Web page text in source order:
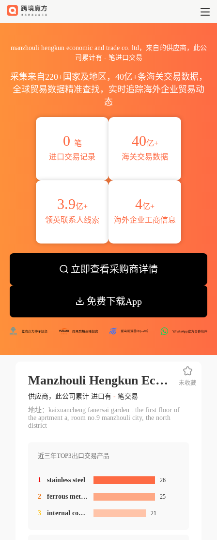
manzhouli hengkun economic and trade co. ltd，来自的供应商，此公
司累计有 -笔进口交易
采集来自220+国家及地区，40亿+条海关交易数据，
全球贸易数据精准查找，实时追踪海外企业贸易动
态
0 笔
进口交易记录
40亿+
海关交易数据
3.9亿+
领英联系人线索
4亿+
海外企业工商信息
立即查看采购商详情
免费下载App
Manzhouli Hengkun Economic And Trade Co. Ltd
供应商，此公司累计 进口有 -笔交易
地址：kaixuanсheng fanersai garden . the first floor of
the aprtment a, room no.9 manzhouli city, the north
district
近三年TOP3出口交易产品
1 stainless steel 26
2 ferrous metal product 25
3 internal combustion engine 21
未收藏